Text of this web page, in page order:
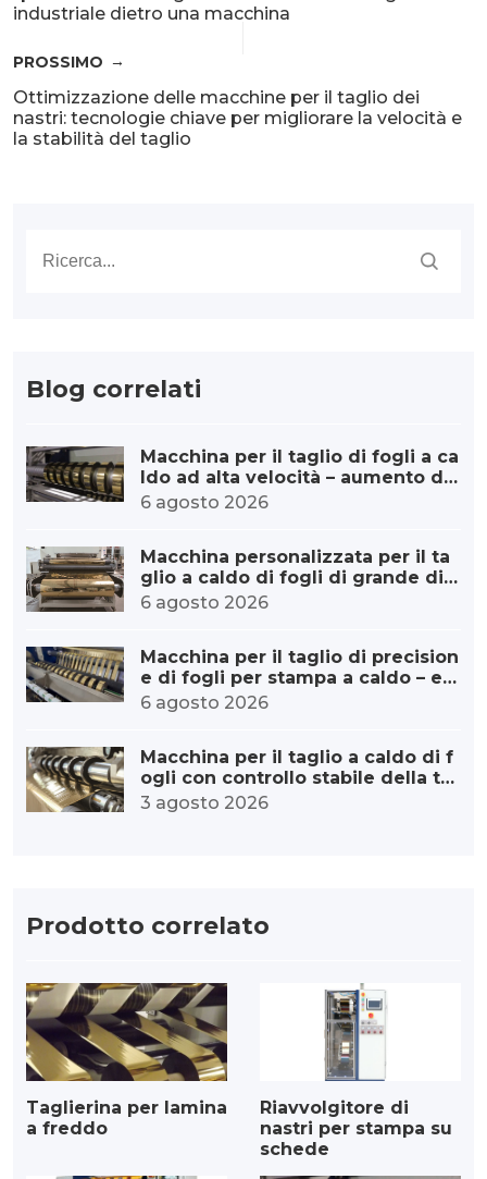
industriale dietro una macchina
PROSSIMO
Ottimizzazione delle macchine per il taglio dei
nastri: tecnologie chiave per migliorare la velocità e
la stabilità del taglio
Blog correlati
Macchina per il taglio di fogli a ca
ldo ad alta velocità – aumento di
capacità
6 agosto 2026
Macchina personalizzata per il ta
glio a caldo di fogli di grande dia
metro per stampa a caldo.
6 agosto 2026
Macchina per il taglio di precision
e di fogli per stampa a caldo – err
ore minimo
6 agosto 2026
Macchina per il taglio a caldo di f
ogli con controllo stabile della te
nsione: dalla tensione precisa alla
3 agosto 2026
Prodotto correlato
Taglierina per lamina
a freddo
Riavvolgitore di
nastri per stampa su
schede